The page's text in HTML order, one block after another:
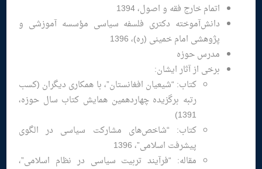
اتمام خارج فقه و اصول، 1394
دانش‌آموخته دکتری فلسفه سیاسی مؤسسه آموزشی و
پژوهشی امام خمینی (ره)، 1396
مدرس حوزه
برخی از آثار ایشان:
کتاب: “شيعيان افغانستان”، با همکاری دیگران (کسب
رتبه برگزیده چهاردهمين همایش کتاب سال حوزه،
1391)
کتاب: “شاخص‌های مشارکت سياسی در الگوی
پيشرفت اسلامی”، 1396
مقاله: “فرآیند تربيت سياسی در نظام اسلامی”،